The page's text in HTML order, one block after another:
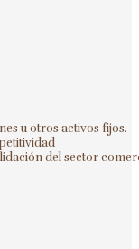
u otros activos fijos.
del sector